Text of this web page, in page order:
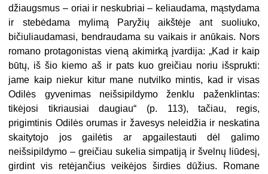
džiaugsmus – oriai ir neskubriai – keliaudama, mąstydama
ir stebėdama mylimą Paryžių aikštėje ant suoliuko,
bičiuliaudamasi, bendraudama su vaikais ir anūkais. Nors
romano protagonistas vieną akimirką įvardija: „Kad ir kaip
būtų, iš šio kiemo aš ir pats kuo greičiau noriu išsprukti:
jame kaip niekur kitur mane nutvilko mintis, kad ir visas
Odilės gyvenimas neišsipildymo ženklu paženklintas:
tikėjosi tikriausiai daugiau“ (p. 113), tačiau, regis,
prigimtinis Odilės orumas ir žavesys neleidžia ir neskatina
skaitytojo jos gailėtis ar apgailestauti dėl galimo
neišsipildymo – greičiau sukelia simpatiją ir švelnų liūdesį,
girdint vis retėjančius veikėjos širdies dūžius. Romane